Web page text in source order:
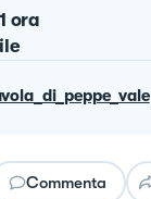
1 ora
Commenta